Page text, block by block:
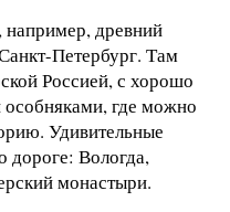
древний
Петербург. Там
Россией, с хорошо
где можно
Удивительные
дороге: Вологда,
монастыри.